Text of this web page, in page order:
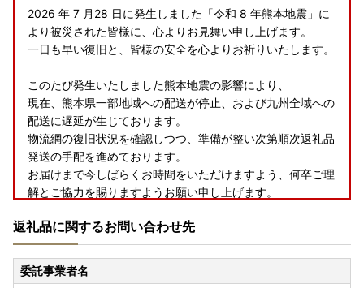
2026 年 7 月28 日に発生しました「令和 8 年熊本地震」に
より被災された皆様に、心よりお見舞い申し上げます。
一日も早い復旧と、皆様の安全を心よりお祈りいたします。
このたび発生いたしました熊本地震の影響により、
現在、熊本県一部地域への配送が停止、および九州全域への
配送に遅延が生じております。
物流網の復旧状況を確認しつつ、準備が整い次第順次返礼品
発送の手配を進めております。
お届けまで今しばらくお時間をいただけますよう、何卒ご理
解とご協力を賜りますようお願い申し上げます。
返礼品に関するお問い合わせ先
委託事業者名